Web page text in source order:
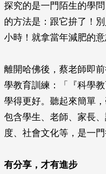
探究的是一門陌生的學
的方法是：跟它拚了！
小時！就拿當年減肥的意
離開哈佛後，蔡老師即
學教育訓練：「『科學
學得更好。聽起來簡單
包含學生、老師、家長
度、社會文化等，是一門
有分享，才有進步